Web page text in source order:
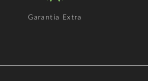
Garantía Extra